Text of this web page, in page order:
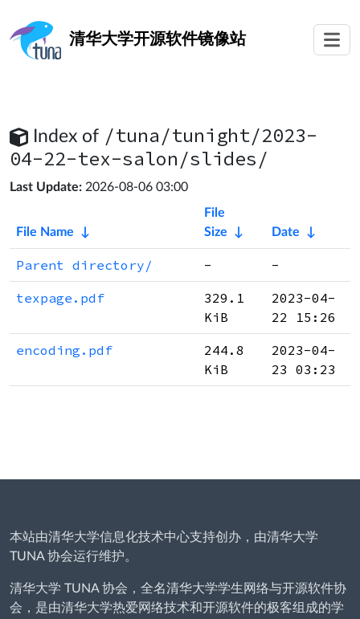
清华大学开源软件镜像站
Index of /tuna/tunight/2023-
04-22-tex-salon/slides/
Last Update: 2026-08-06 03:00
File Name ↓
File
Size
↓ Date ↓
Parent directory/ - -
texpage.pdf
329.1
KiB
2023-04-
22 15:26
encoding.pdf
244.8
KiB
2023-04-
23 03:23
本站由清华大学信息化技术中心支持创办，由清华大学
TUNA 协会运行维护。
清华大学 TUNA 协会，全名清华大学学生网络与开源软件协
会，是由清华大学热爱网络技术和开源软件的极客组成的学